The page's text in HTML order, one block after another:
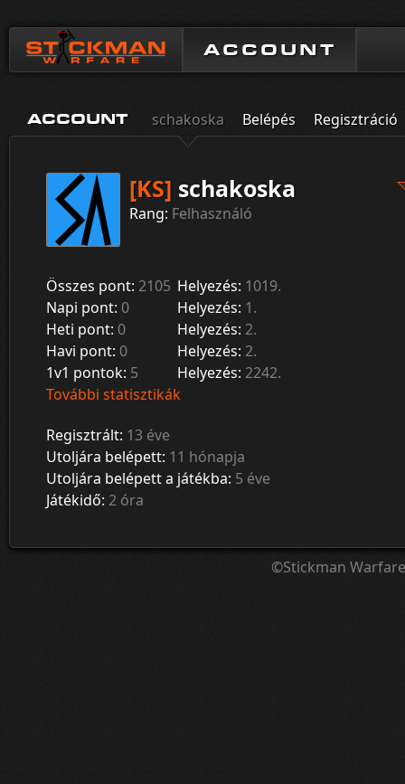
ACCOUNT
ACCOUNT schakoska Belépés Regisztráció
[KS] schakoska
Rang: Felhasználó
Összes pont: 2105 Helyezés: 1019.
Napi pont: 0 Helyezés: 1.
Heti pont: 0 Helyezés: 2.
Havi pont: 0 Helyezés: 2.
1v1 pontok: 5 Helyezés: 2242.
További statisztikák
Regisztrált: 13 éve
Utoljára belépett: 11 hónapja
Utoljára belépett a játékba: 5 éve
Játékidő: 2 óra
©Stickman Warfare